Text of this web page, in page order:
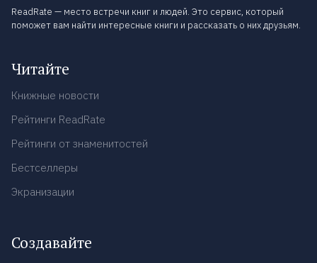
ReadRate — место встречи книг и людей. Это сервис, который
поможет вам найти интересные книги и рассказать о них друзьям.
Читайте
Книжные новости
Рейтинги ReadRate
Рейтинги от знаменитостей
Бестселлеры
Экранизации
Создавайте